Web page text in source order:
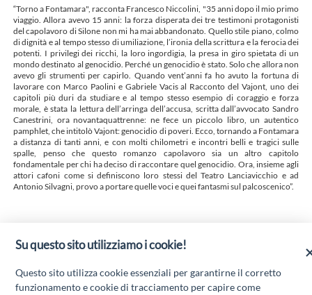
“Torno a Fontamara", racconta Francesco Niccolini, "35 anni dopo il mio primo
viaggio. Allora avevo 15 anni: la forza disperata dei tre testimoni protagonisti
del capolavoro di Silone non mi ha mai abbandonato. Quello stile piano, colmo
di dignità e al tempo stesso di umiliazione, l’ironia della scrittura e la ferocia dei
potenti. I privilegi dei ricchi, la loro ingordigia, la presa in giro spietata di un
mondo destinato al genocidio. Perché un genocidio è stato. Solo che allora non
avevo gli strumenti per capirlo. Quando vent’anni fa ho avuto la fortuna di
lavorare con Marco Paolini e Gabriele Vacis al Racconto del Vajont, uno dei
capitoli più duri da studiare e al tempo stesso esempio di coraggio e forza
morale, è stata la lettura dell’arringa dell’accusa, scritta dall’avvocato Sandro
Canestrini, ora novantaquattrenne: ne fece un piccolo libro, un autentico
pamphlet, che intitolò Vajont: genocidio di poveri. Ecco, tornando a Fontamara
a distanza di tanti anni, e con molti chilometri e incontri belli e tragici sulle
spalle, penso che questo romanzo capolavoro sia un altro capitolo
fondamentale per chi ha deciso di raccontare quel genocidio. Ora, insieme agli
attori cafoni come si definiscono loro stessi del Teatro Lanciavicchio e ad
Antonio Silvagni, provo a portare quelle voci e quei fantasmi sul palcoscenico”.
SILONE OMAGGIATO A MILANO
PESCINA
Su questo sito utilizziamo i cookie!
Questo sito utilizza cookie essenziali per garantirne il corretto
funzionamento e cookie di tracciamento per capire come